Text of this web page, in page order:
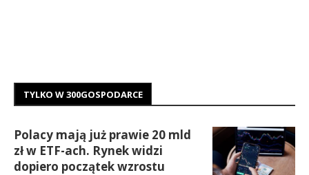
TYLKO W 300GOSPODARCE
Polacy mają już prawie 20 mld
zł w ETF-ach. Rynek widzi
dopiero początek wzrostu